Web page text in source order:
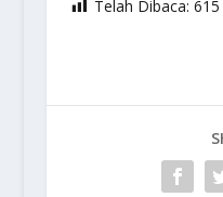
Telah Dibaca: 615